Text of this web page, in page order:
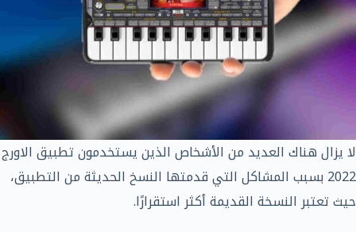
لا يزال هناك العديد من الأشخاص الذين يستخدمون تطبيق الاورج
2022 بسبب المشاكل التي قدمتها النسخ الحديثة من التطبيق،
حيث تعتبر النسخة القديمة أكثر استقرارًا.